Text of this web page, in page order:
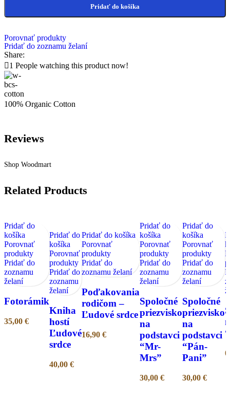
Pridať do košíka
Porovnať produkty
Pridať do zoznamu želaní
Share:
1 People watching this product now!
100% Organic Cotton
Reviews
Shop Woodmart
Related Products
Pridať do
košíka
Porovnať
produkty
Pridať do
zoznamu
želaní
Fotorámik
35,00 €
Pridať do
košíka
Porovnať
produkty
Pridať do
zoznamu
želaní
Kniha
hostí
Ľudové
srdce
40,00 €
Pridať do košíka
Porovnať
produkty
Pridať do
zoznamu želaní
Poďakovania
rodičom –
Ľudové srdce
16,90 €
Pridať do
košíka
Porovnať
produkty
Pridať do
zoznamu
želaní
Spoločné
priezvisko
na
podstavci
“Mr-
Mrs”
30,00 €
Pridať do
košíka
Porovnať
produkty
Pridať do
zoznamu
želaní
Spoločné
priezvisko
na
podstavci
“Pán-
Pani”
30,00 €